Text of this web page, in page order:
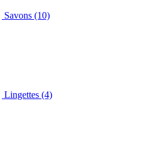
Savons (10)
Lingettes (4)